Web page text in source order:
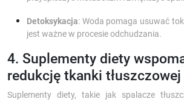
Detoksykacja: Woda pomaga usuwać
jest ważne w procesie odchudzania.
4. Suplementy diety
redukcję tkanki tłuszczowej
Suplementy diety, takie jak spalacze